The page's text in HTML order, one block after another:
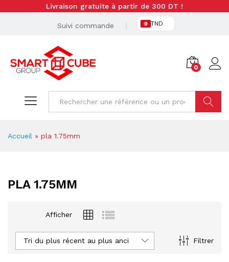
Livraison gratuite à partir de 300 DT !
Suivi commande TND
0
Accueil » pla 1.75mm
PLA 1.75MM
Afficher
Filtrer
Tri du plus récent au plus ancien